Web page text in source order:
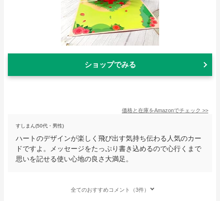
ショップでみる
価格と在庫をAmazonでチェック >>
すしまん(50代・男性)
ハートのデザインが楽しく飛び出す気持ち伝わる人気のカー
ドですよ。メッセージをたっぷり書き込めるので心行くまで
思いを記せる使い心地の良さ大満足。
全てのおすすめコメント（3件）